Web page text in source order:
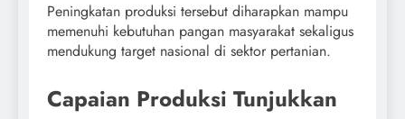
Peningkatan produksi tersebut diharapkan mampu
memenuhi kebutuhan pangan masyarakat sekaligus
mendukung target nasional di sektor pertanian.
Capaian Produksi Tunjukkan